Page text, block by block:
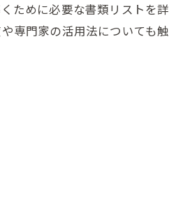
ために必要な書類リストを詳
専門家の活用法についても触